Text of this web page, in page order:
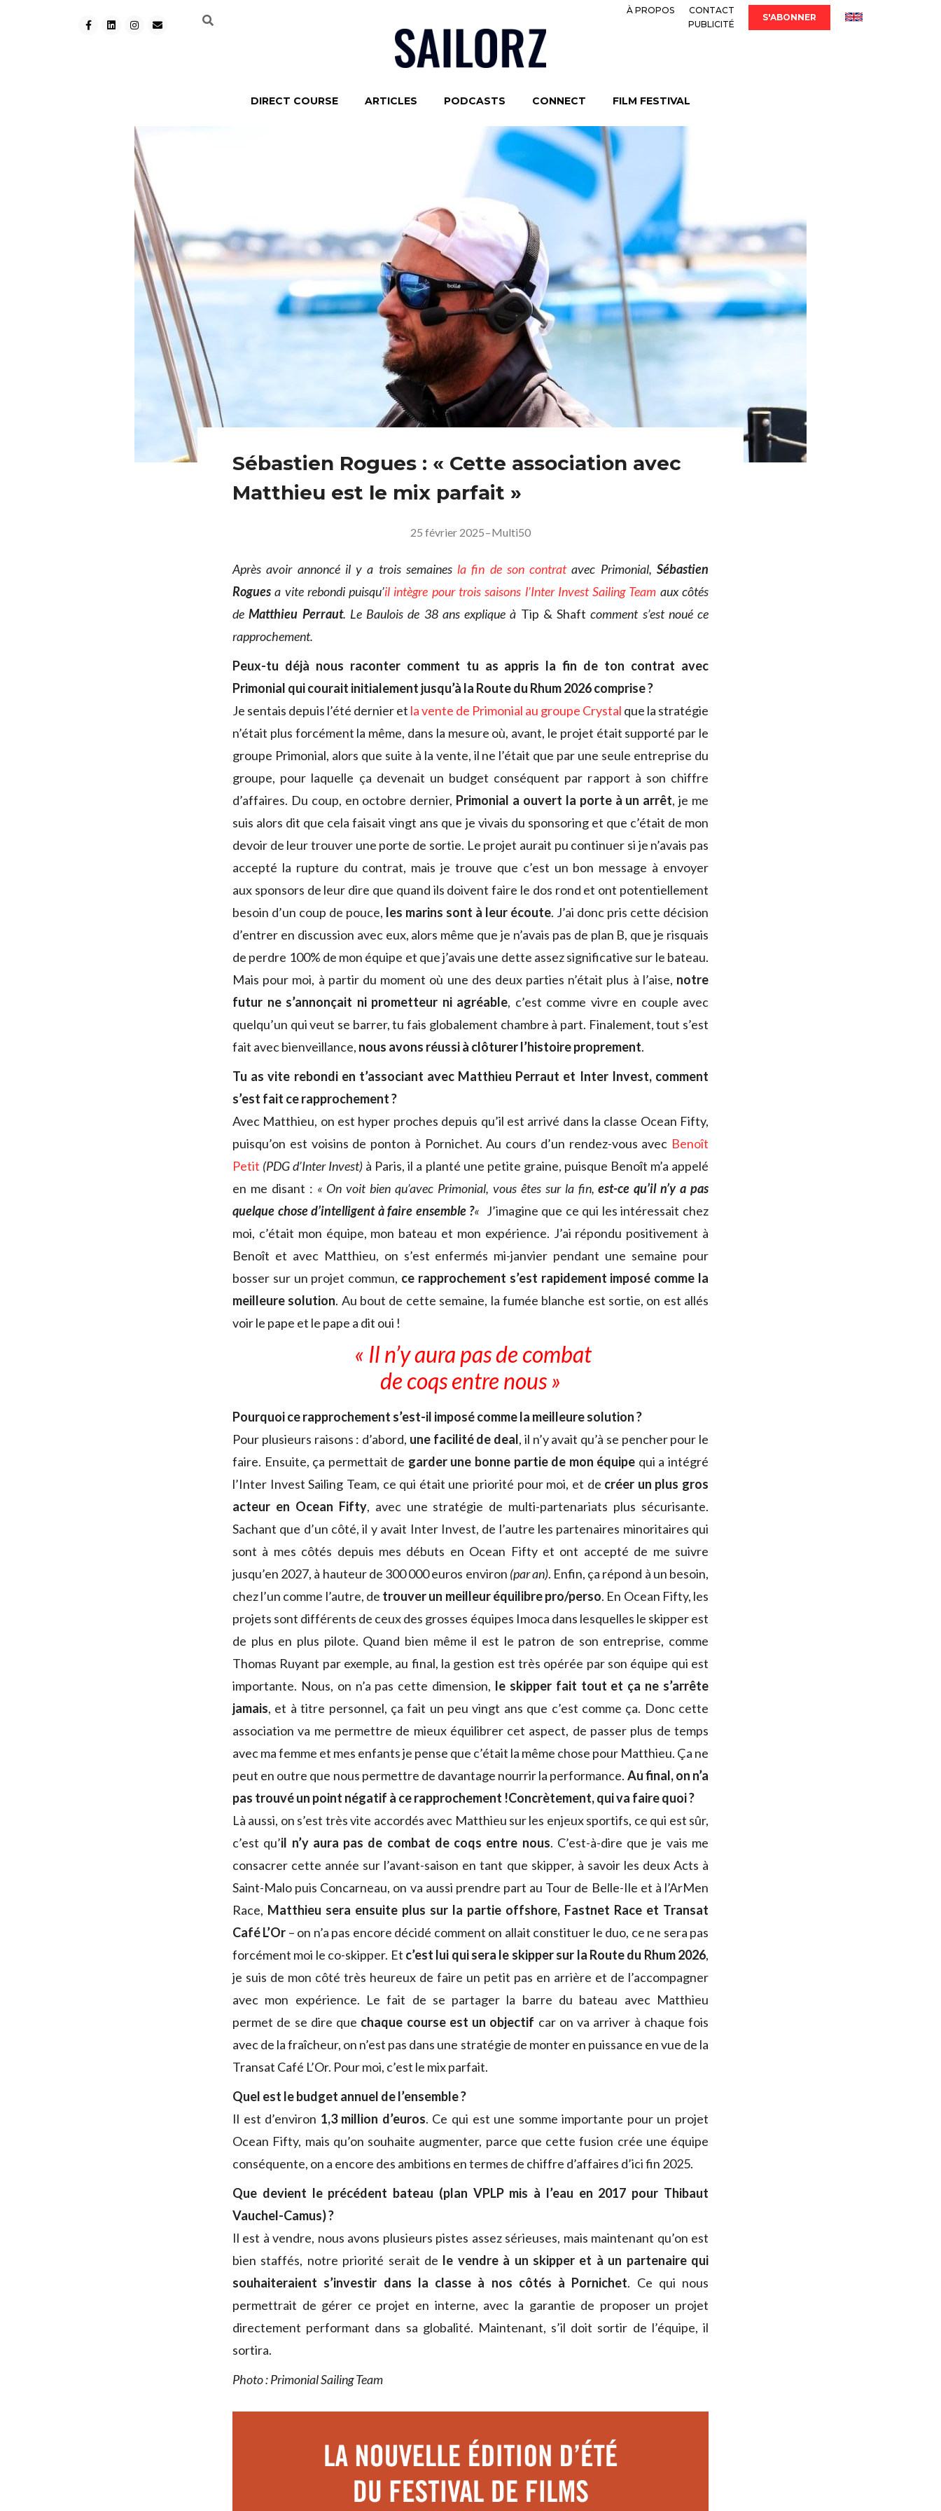
À PROPOS
CONTACT
PUBLICITÉ
S'ABONNER
DIRECT COURSE ARTICLES PODCASTS CONNECT FILM FESTIVAL
Sébastien Rogues : « Cette association avec
Matthieu est le mix parfait »
25 février 2025–Multi50
Après avoir annoncé il y a trois semaines la fin de son contratavec Primonial,Sébastien
Rogues a vite rebondi puisqu’il intègre pour trois saisons l’Inter Invest Sailing Team aux côtés
deMatthieu Perraut. Le Baulois de 38 ans explique à Tip & Shaft comment s’est noué ce
rapprochement.
Peux-tu déjà nous raconter comment tu as appris la fin de ton contrat avec
Primonial qui courait initialement jusqu’à la Route du Rhum 2026 comprise ?
Je sentais depuis l’été dernier et la vente de Primonial au groupe Crystal que la stratégie
n’était plus forcément la même, dans la mesure où, avant, le projet était supporté par le
groupe Primonial, alors que suite à la vente, il ne l’était que par une seule entreprise du
groupe, pour laquelle ça devenait un budget conséquent par rapport à son chiffre
d’affaires. Du coup, en octobre dernier, Primonial a ouvert la porte à un arrêt, je me
suis alors dit que cela faisait vingt ans que je vivais du sponsoring et que c’était de mon
devoir de leur trouver une porte de sortie. Le projet aurait pu continuer si je n’avais pas
accepté la rupture du contrat, mais je trouve que c’est un bon message à envoyer
aux sponsors de leur dire que quand ils doivent faire le dos rond et ont potentiellement
besoin d’un coup de pouce, les marins sont à leur écoute. J’ai donc pris cette décision
d’entrer en discussion avec eux, alors même que je n’avais pas de plan B, que je risquais
de perdre 100% de mon équipe et que j’avais une dette assez significative sur le bateau.
Mais pour moi, à partir du moment où une des deux parties n’était plus à l’aise, notre
futur ne s’annonçait ni prometteur ni agréable, c’est comme vivre en couple avec
quelqu’un qui veut se barrer, tu fais globalement chambre à part. Finalement, tout s’est
fait avec bienveillance, nous avons réussi à clôturer l’histoire proprement.
Tu as vite rebondi en t’associant avec Matthieu Perraut et Inter Invest, comment
s’est fait ce rapprochement ?
Avec Matthieu, on est hyper proches depuis qu’il est arrivé dans la classe Ocean Fifty,
puisqu’on est voisins de ponton à Pornichet. Au cours d’un rendez-vous avec Benoît
Petit (PDG d’Inter Invest) à Paris, il a planté une petite graine, puisque Benoît m’a appelé
en me disant : « On voit bien qu’avec Primonial, vous êtes sur la fin,est-ce qu’il n’y a pas
quelque chose d’intelligent à faire ensemble ?« J’imagine que ce qui les intéressait chez
moi, c’était mon équipe, mon bateau et mon expérience. J’ai répondu positivement à
Benoît et avec Matthieu, on s’est enfermés mi-janvier pendant une semaine pour
bosser sur un projet commun, ce rapprochement s’est rapidement imposé comme la
meilleure solution. Au bout de cette semaine, la fumée blanche est sortie, on est allés
voir le pape et le pape a dit oui !
« Il n’y aura pas de combat
de coqs entre nous »
Pourquoi ce rapprochement s’est-il imposé comme la meilleure solution ?
Pour plusieurs raisons : d’abord, une facilité de deal, il n’y avait qu’à se pencher pour le
faire. Ensuite, ça permettait de garder une bonne partie de mon équipe qui a intégré
l’Inter Invest Sailing Team, ce qui était une priorité pour moi, et de créer un plus gros
acteur en Ocean Fifty, avec une stratégie de multi-partenariats plus sécurisante.
Sachant que d’un côté, il y avait Inter Invest, de l’autre les partenaires minoritaires qui
sont à mes côtés depuis mes débuts en Ocean Fifty et ont accepté de me suivre
jusqu’en 2027, à hauteur de 300 000 euros environ (par an). Enfin, ça répond à un besoin,
chez l’un comme l’autre, de trouver un meilleur équilibre pro/perso. En Ocean Fifty, les
projets sont différents de ceux des grosses équipes Imoca dans lesquelles le skipper est
de plus en plus pilote. Quand bien même il est le patron de son entreprise, comme
Thomas Ruyant par exemple, au final, la gestion est très opérée par son équipe qui est
importante. Nous, on n’a pas cette dimension, le skipper fait tout et ça ne s’arrête
jamais, et à titre personnel, ça fait un peu vingt ans que c’est comme ça. Donc cette
association va me permettre de mieux équilibrer cet aspect, de passer plus de temps
avec ma femme et mes enfants je pense que c’était la même chose pour Matthieu. Ça ne
peut en outre que nous permettre de davantage nourrir la performance. Au final, on n’a
pas trouvé un point négatif à ce rapprochement !Concrètement, qui va faire quoi ?
Là aussi, on s’est très vite accordés avec Matthieu sur les enjeux sportifs, ce qui est sûr,
c’est qu’il n’y aura pas de combat de coqs entre nous. C’est-à-dire que je vais me
consacrer cette année sur l’avant-saison en tant que skipper, à savoir les deux Acts à
Saint-Malo puis Concarneau, on va aussi prendre part au Tour de Belle-Ile et à l’ArMen
Race, Matthieu sera ensuite plus sur la partie offshore, Fastnet Race et Transat
Café L’Or – on n’a pas encore décidé comment on allait constituer le duo, ce ne sera pas
forcément moi le co-skipper. Et c’est lui qui sera le skipper sur la Route du Rhum 2026,
je suis de mon côté très heureux de faire un petit pas en arrière et de l’accompagner
avec mon expérience. Le fait de se partager la barre du bateau avec Matthieu
permet de se dire que chaque course est un objectif car on va arriver à chaque fois
avec de la fraîcheur, on n’est pas dans une stratégie de monter en puissance en vue de la
Transat Café L’Or. Pour moi, c’est le mix parfait.
Quel est le budget annuel de l’ensemble ?
Il est d’environ 1,3 million d’euros. Ce qui est une somme importante pour un projet
Ocean Fifty, mais qu’on souhaite augmenter, parce que cette fusion crée une équipe
conséquente, on a encore des ambitions en termes de chiffre d’affaires d’ici fin 2025.
Que devient le précédent bateau (plan VPLP mis à l’eau en 2017 pour Thibaut
Vauchel-Camus) ?
Il est à vendre, nous avons plusieurs pistes assez sérieuses, mais maintenant qu’on est
bien staffés, notre priorité serait de le vendre à un skipper et à un partenaire qui
souhaiteraient s’investir dans la classe à nos côtés à Pornichet. Ce qui nous
permettrait de gérer ce projet en interne, avec la garantie de proposer un projet
directement performant dans sa globalité. Maintenant, s’il doit sortir de l’équipe, il
sortira.
Photo : Primonial Sailing Team